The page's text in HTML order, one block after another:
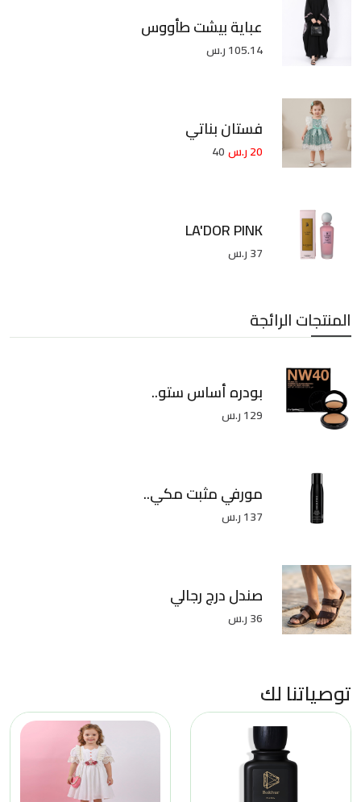
عباية بيشت طأووس
105.14 ر.س
فستان بناتي
20 ر.س 40
LA'DOR PINK
37 ر.س
المنتجات الرائجة
بودره أساس ستو..
129 ر.س
مورفي مثبت مكي..
137 ر.س
صندل درج رجالي
36 ر.س
توصياتنا لك